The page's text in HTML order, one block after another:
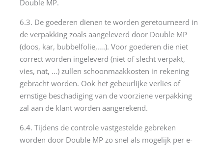
Double MP.
6.3. De goederen dienen te worden geretourneerd in
de verpakking zoals aangeleverd door Double MP
(doos, kar, bubbelfolie,….). Voor goederen die niet
correct worden ingeleverd (niet of slecht verpakt,
vies, nat, …) zullen schoonmaakkosten in rekening
gebracht worden. Ook het gebeurlijke verlies of
ernstige beschadiging van de voorziene verpakking
zal aan de klant worden aangerekend.
6.4. Tijdens de controle vastgestelde gebreken
worden door Double MP zo snel als mogelijk per e-